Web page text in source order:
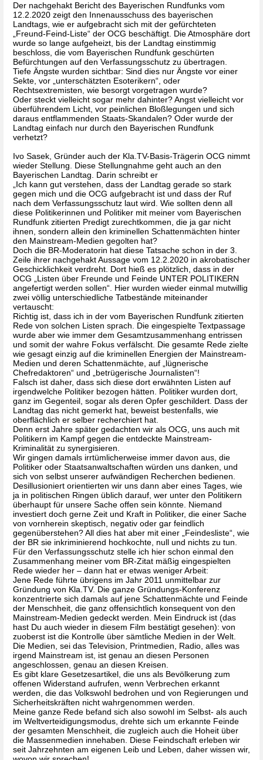
Der nachgehakt Bericht des Bayerischen Rundfunks vom
12.2.2020 zeigt den Innenausschuss des bayerischen
Landtags, wie er aufgebracht sich mit der gefürchteten
„Freund-Feind-Liste“ der OCG beschäftigt. Die Atmosphäre dort
wurde so lange aufgeheizt, bis der Landtag einstimmig
beschloss, die vom Bayerischen Rundfunk geschürten
Befürchtungen auf den Verfassungsschutz zu übertragen.
Tiefe Ängste wurden sichtbar: Sind dies nur Ängste vor einer
Sekte, vor „unterschätzten Esoterikern“, oder
Rechtsextremisten, wie besorgt vorgetragen wurde?
Oder steckt vielleicht sogar mehr dahinter? Angst vielleicht vor
überführendem Licht, vor peinlichen Bloßlegungen und sich
daraus entflammenden Staats-Skandalen? Oder wurde der
Landtag einfach nur durch den Bayerischen Rundfunk
verhetzt?
Ivo Sasek, Gründer auch der Kla.TV-Basis-Trägerin OCG nimmt
wieder Stellung. Diese Stellungnahme geht auch an den
Bayerischen Landtag. Darin schreibt er
„Ich kann gut verstehen, dass der Landtag gerade so stark
gegen mich und die OCG aufgebracht ist und dass der Ruf
nach dem Verfassungsschutz laut wird. Wie sollten denn all
diese Politikerinnen und Politiker mit meiner vom Bayerischen
Rundfunk zitierten Predigt zurechtkommen, die ja gar nicht
ihnen, sondern allein den kriminellen Schattenmächten hinter
den Mainstream-Medien gegolten hat?
Doch die BR-Moderatorin hat diese Tatsache schon in der 3.
Zeile ihrer nachgehakt Aussage vom 12.2.2020 in akrobatischer
Geschicklichkeit verdreht. Dort hieß es plötzlich, dass in der
OCG „Listen über Freunde und Feinde UNTER POLITIKERN
angefertigt werden sollen“. Hier wurden wieder einmal mutwillig
zwei völlig unterschiedliche Tatbestände miteinander
vertauscht:
Richtig ist, dass ich in der vom Bayerischen Rundfunk zitierten
Rede von solchen Listen sprach. Die eingespielte Textpassage
wurde aber wie immer dem Gesamtzusammenhang entrissen
und somit der wahre Fokus verfälscht. Die gesamte Rede zielte
wie gesagt einzig auf die kriminellen Energien der Mainstream-
Medien und deren Schattenmächte, auf „lügnerische
Chefredaktoren“ und „betrügerische Journalisten“!
Falsch ist daher, dass sich diese dort erwähnten Listen auf
irgendwelche Politiker bezogen hätten. Politiker wurden dort,
ganz im Gegenteil, sogar als deren Opfer geschildert. Dass der
Landtag das nicht gemerkt hat, beweist bestenfalls, wie
oberflächlich er selber recherchiert hat.
Denn erst Jahre später gedachten wir als OCG, uns auch mit
Politikern im Kampf gegen die entdeckte Mainstream-
Kriminalität zu synergisieren.
Wir gingen damals irrtümlicherweise immer davon aus, die
Politiker oder Staatsanwaltschaften würden uns danken, und
sich von selbst unserer aufwändigen Recherchen bedienen.
Desillusioniert orientierten wir uns dann aber eines Tages, wie
ja in politischen Ringen üblich darauf, wer unter den Politikern
überhaupt für unsere Sache offen sein könnte. Niemand
investiert doch gerne Zeit und Kraft in Politiker, die einer Sache
von vornherein skeptisch, negativ oder gar feindlich
gegenüberstehen? All dies hat aber mit einer „Feindesliste“, wie
der BR sie inkriminierend hochkochte, null und nichts zu tun.
Für den Verfassungsschutz stelle ich hier schon einmal den
Zusammenhang meiner vom BR-Zitat mäßig eingespielten
Rede wieder her – dann hat er etwas weniger Arbeit:
Jene Rede führte übrigens im Jahr 2011 unmittelbar zur
Gründung von Kla.TV. Die ganze Gründungs-Konferenz
konzentrierte sich damals auf jene Schattenmächte und Feinde
der Menschheit, die ganz offensichtlich konsequent von den
Mainstream-Medien gedeckt werden. Mein Eindruck ist (das
hast Du auch wieder in diesem Film bestätigt gesehen): von
zuoberst ist die Kontrolle über sämtliche Medien in der Welt.
Die Medien, sei das Television, Printmedien, Radio, alles was
irgend Mainstream ist, ist genau an diesen Personen
angeschlossen, genau an diesen Kreisen.
Es gibt klare Gesetzesartikel, die uns als Bevölkerung zum
offenen Widerstand aufrufen, wenn Verbrechen erkannt
werden, die das Volkswohl bedrohen und von Regierungen und
Sicherheitskräften nicht wahrgenommen werden.
Meine ganze Rede befand sich also sowohl im Selbst- als auch
im Weltverteidigungsmodus, drehte sich um erkannte Feinde
der gesamten Menschheit, die zugleich auch die Hoheit über
die Massenmedien innehaben. Diese Feindschaft erleben wir
seit Jahrzehnten am eigenen Leib und Leben, daher wissen wir,